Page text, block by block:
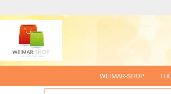
WEIMAR-SHOP